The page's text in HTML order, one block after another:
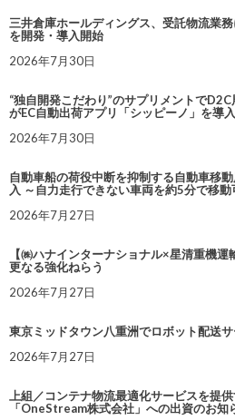
三井倉庫ホールディングス、受託物流業
を開発・導入開始
2026年7月30日
“独自開発こだわり”のサプリメントで
がEC自動出荷アプリ「シッピーノ」を導入
2026年7月30日
自動車船の荷役中断を抑制する自動車移
入 ～自力走行できない車両を約5分で移動
2026年7月27日
【㈱ハナインターナショナル×星清重機
更なる強化ねらう
2026年7月27日
東京ミッドタウン八重洲でロボット配送
2026年7月27日
上組／コンテナ物流最適化サービスを提
「OneStream株式会社」への出資のお知